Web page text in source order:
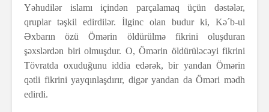
Yəhudilər islamı içindən parçalamaq üçün dəstələr,
qruplar təşkil edirdilər. İlginc olan budur ki, Kə´b-ul
Əxbarın özü Ömərin öldürülmə fikrini oluşduran
şəxslərdən biri olmuşdur. O, Ömərin öldürüləcəyi fikrini
Tövratda oxuduğunu iddia edərək, bir yandan Ömərin
qətli fikrini yayqınlaşdırır, digər yandan da Öməri mədh
edirdi.